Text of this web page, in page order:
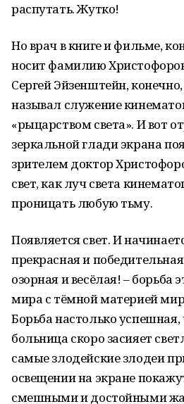
распутать. Жутко!
Но врач в книге и фильме,
носит фамилию
Сергей Эйзенштейн,
называл служение
«рыцарством света». И вот
зеркальной глади экрана
зрителем доктор
свет, как луч света
проницать любую тьму.
Появляется свет. И
прекрасная и
озорная и весёлая! – борьба
мира с тёмной материей
Борьба настолько
больница скоро засияет
самые злодейские злодеи
освещении на экране
смешными и достойными